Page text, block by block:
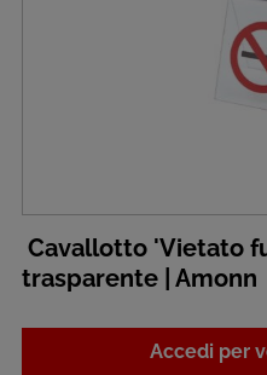
Cavallotto 'Vietato
trasparente | Amonn
Accedi per